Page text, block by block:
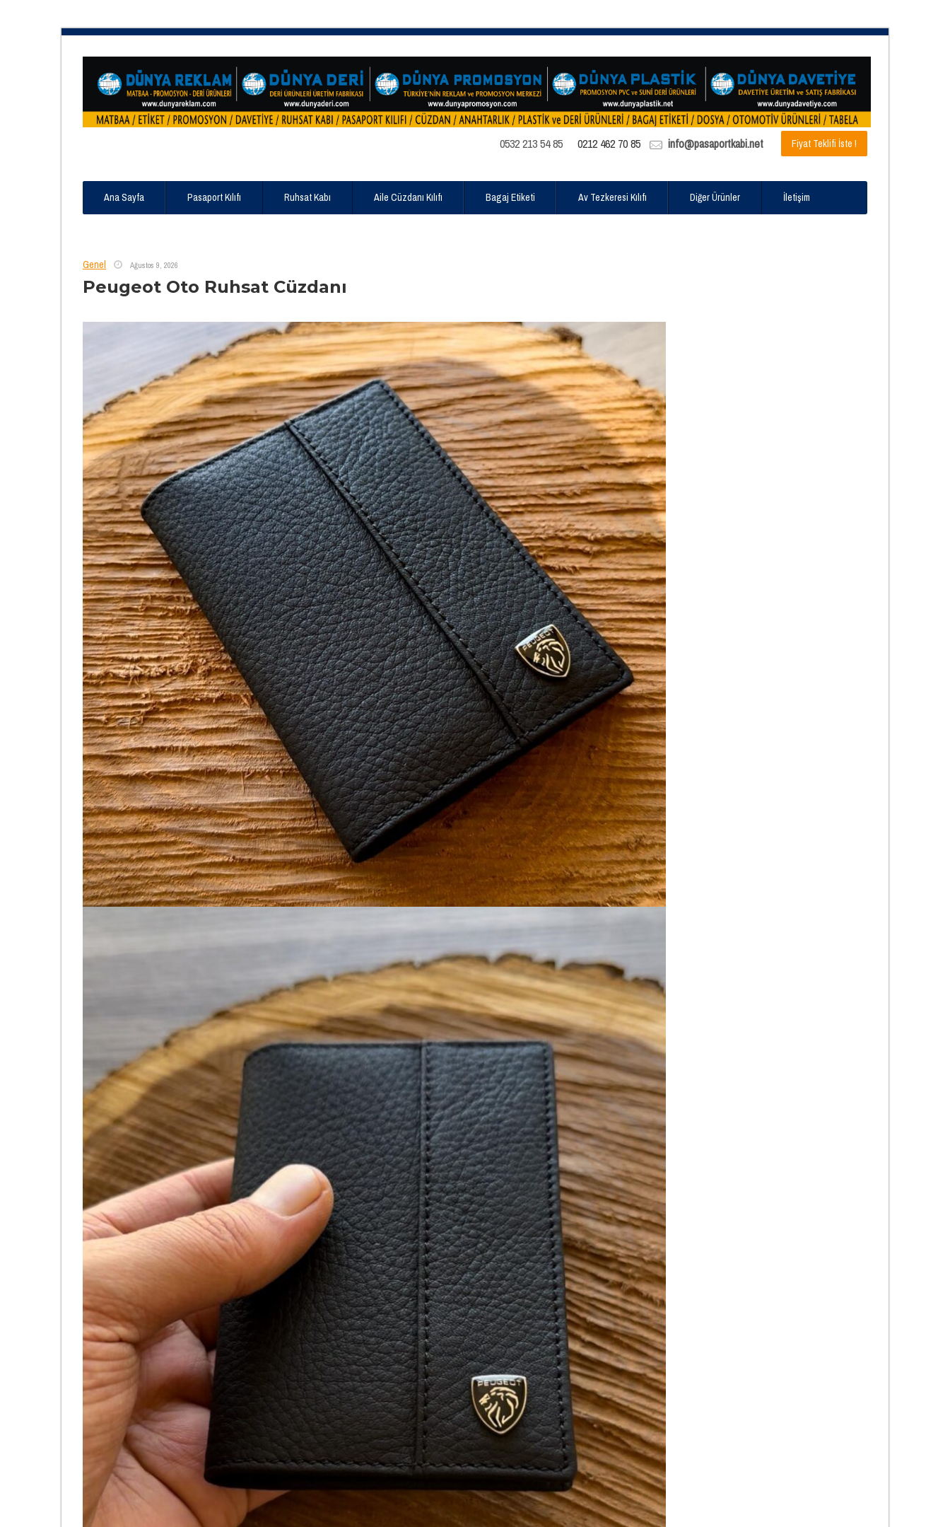
0532 213 54 85 0212 462 70 85 info@pasaportkabi.net Fiyat Teklifi İste !
Ana Sayfa Pasaport Kılıfı Ruhsat Kabı Aile Cüzdanı Kılıfı Bagaj Etiketi Av Tezkeresi Kılıfı Diğer Ürünler İletişim
Genel Ağustos 9, 2026
Peugeot Oto Ruhsat Cüzdanı